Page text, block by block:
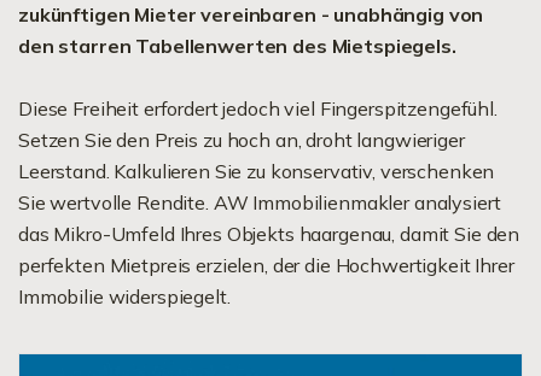
zukünftigen Mieter vereinbaren - unabhängig von
den starren Tabellenwerten des Mietspiegels.
Diese Freiheit erfordert jedoch viel Fingerspitzengefühl.
Setzen Sie den Preis zu hoch an, droht langwieriger
Leerstand. Kalkulieren Sie zu konservativ, verschenken
Sie wertvolle Rendite. AW Immobilienmakler analysiert
das Mikro-Umfeld Ihres Objekts haargenau, damit Sie den
perfekten Mietpreis erzielen, der die Hochwertigkeit Ihrer
Immobilie widerspiegelt.